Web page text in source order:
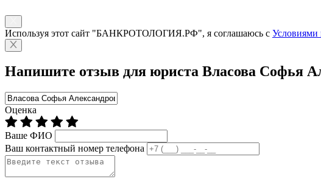
Используя этот сайт "БАНКРОТОЛОГИЯ.РФ", я соглашаюсь с Условиями
Напишите отзыв для юриста Власова Софья
Оценка
Ваше ФИО
Ваш контактный номер телефона